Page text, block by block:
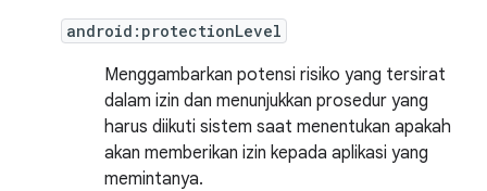
android:protectionLevel
Menggambarkan potensi risiko yang tersirat
dalam izin dan menunjukkan prosedur yang
harus diikuti sistem saat menentukan apakah
akan memberikan izin kepada aplikasi yang
memintanya.